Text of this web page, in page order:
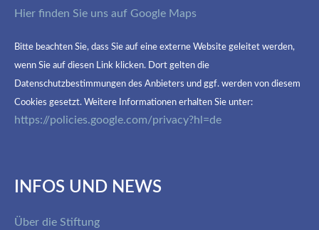
Hier finden Sie uns auf Google Maps
Bitte beachten Sie, dass Sie auf eine externe Website geleitet werden,
wenn Sie auf diesen Link klicken. Dort gelten die
Datenschutzbestimmungen des Anbieters und ggf. werden von diesem
Cookies gesetzt. Weitere Informationen erhalten Sie unter:
https://policies.google.com/privacy?hl=de
INFOS UND NEWS
Über die Stiftung